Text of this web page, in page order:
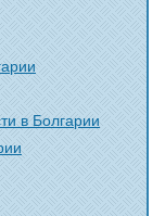
в Болгарии